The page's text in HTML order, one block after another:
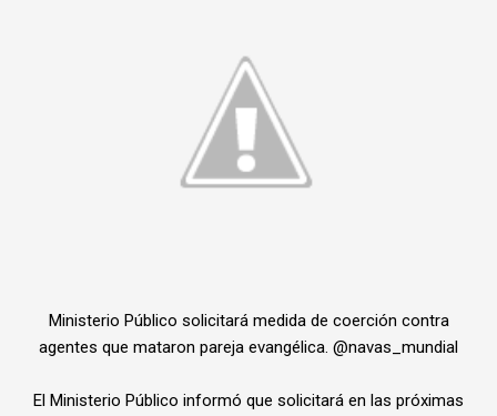
Ministerio Público solicitará medida de coerción contra
agentes que mataron pareja evangélica. @navas_mundial
El Ministerio Público informó que solicitará en las próximas